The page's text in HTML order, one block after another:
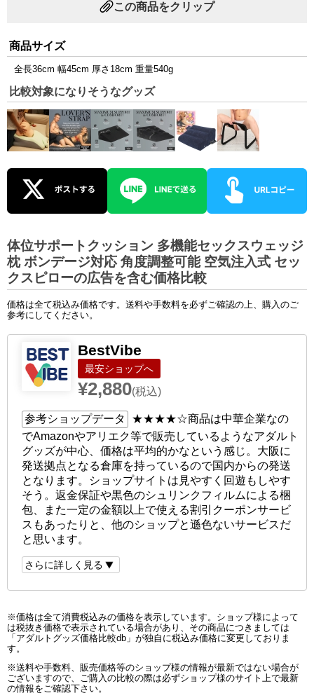
この商品をクリップ
商品サイズ
全長36cm 幅45cm 厚さ18cm 重量540g
比較対象になりそうなグッズ
体位サポートクッション 多機能セックスウェッジ
枕 ボンデージ対応 角度調整可能 空気注入式 セッ
クスピローの広告を含む価格比較
価格は全て税込み価格です。送料や手数料を必ずご確認の上、購入のご
参考にしてください。
BestVibe
ショップへ
¥2,880(税込)
参考ショップデータ ★★★★☆商品は中華企業なの
でAmazonやアリエク等で販売しているようなアダルト
グッズが中心、価格は平均的かなという感じ。大阪に
発送拠点となる倉庫を持っているので国内からの発送
となります。ショップサイトは見やすく回遊もしやす
そう。返金保証や黒色のシュリンクフィルムによる梱
包、また一定の金額以上で使える割引クーポンサービ
スもあったりと、他のショップと遜色ないサービスだ
と思います。
さらに詳しく見る
※価格は全て消費税込みの価格を表示しています。ショップ様によって
は税抜き価格で表示されている場合があり、その商品につきましては
「アダルトグッズ価格比較db」が独自に税込み価格に変更しておりま
す。
※送料や手数料、販売価格等のショップ様の情報が最新ではない場合が
ございますので、ご購入の比較の際は必ずショップ様のサイト上で最新
の情報をご確認下さい。